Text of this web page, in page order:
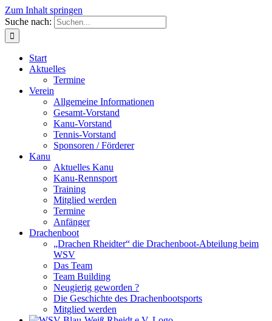
Zum Inhalt springen
Suche nach:
Start
Aktuelles
Termine
Verein
Allgemeine Informationen
Gesamt-Vorstand
Kanu-Vorstand
Tennis-Vorstand
Sponsoren / Förderer
Kanu
Aktuelles Kanu
Kanu-Rennsport
Training
Mitglied werden
Termine
Anfänger
Drachenboot
„Drachen Rheidter“ die Drachenboot-Abteilung beim
WSV
Das Team
Team Building
Neugierig geworden ?
Die Geschichte des Drachenbootsports
Mitglied werden